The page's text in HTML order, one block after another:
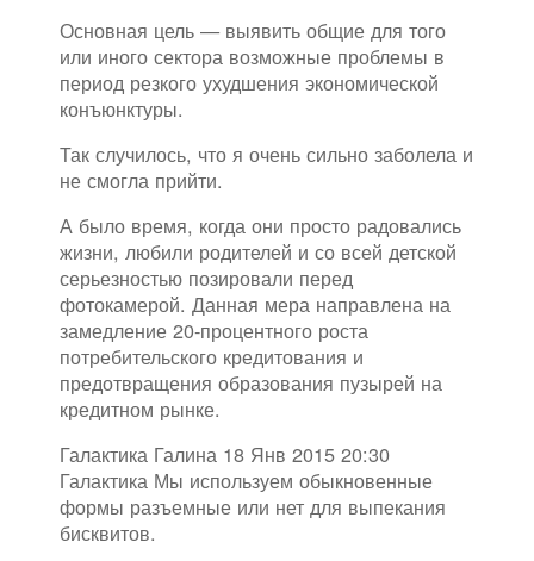
Основная цель — выявить общие для того
или иного сектора возможные проблемы в
период резкого ухудшения экономической
конъюнктуры.
Так случилось, что я очень сильно заболела и
не смогла прийти.
А было время, когда они просто радовались
жизни, любили родителей и со всей детской
серьезностью позировали перед
фотокамерой. Данная мера направлена на
замедление 20-процентного роста
потребительского кредитования и
предотвращения образования пузырей на
кредитном рынке.
Галактика Галина 18 Янв 2015 20:30
Галактика Мы используем обыкновенные
формы разъемные или нет для выпекания
бисквитов.